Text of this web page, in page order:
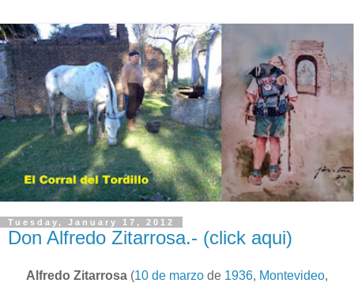
Tuesday, January 17, 2012
Don Alfredo Zitarrosa.- (click aqui)
Alfredo Zitarrosa (10 de marzo de 1936, Montevideo,